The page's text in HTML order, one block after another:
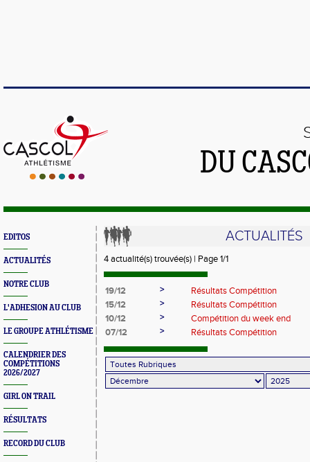
DU
EDITOS
ACTUALITÉS
NOTRE CLUB
L'ADHESION AU CLUB
LE GROUPE ATHLÉTISME
CALENDRIER DES
COMPÉTITIONS
2026/2027
GIRL ON TRAIL
RÉSULTATS
RECORD DU CLUB
ACTUALITÉS
4 actualité(s) trouvée(s) | Page 1/1
19/12 >
Résultats Compétition
15/12
>
Résultats Compétition
10/12
>
Compétition du week end
07/12
> Résultats Compétition